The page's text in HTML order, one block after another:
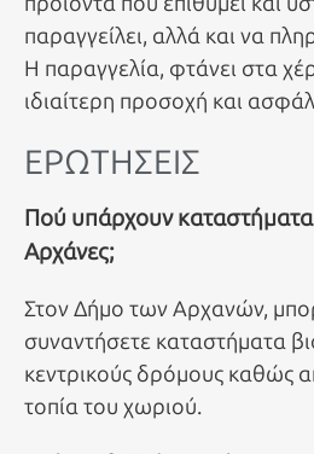
παραγγείλει, αλλά και να
Η παραγγελία, φτάνει στα
ιδιαίτερη προσοχή και
ΕΡΩΤΗΣΕΙΣ
Πού υπάρχουν καταστήματα
Αρχάνες;
Στον Δήμο των Αρχανών,
συναντήσετε καταστήματα
κεντρικούς δρόμους καθώς
τοπία του χωριού.